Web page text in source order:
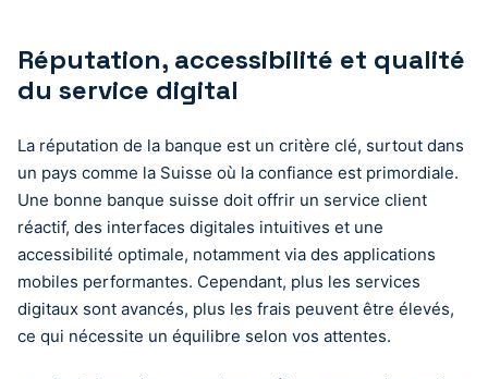
Réputation, accessibilité et qualité
du service digital
La réputation de la banque est un critère clé, surtout dans
un pays comme la Suisse où la confiance est primordiale.
Une bonne banque suisse doit offrir un service client
réactif, des interfaces digitales intuitives et une
accessibilité optimale, notamment via des applications
mobiles performantes. Cependant, plus les services
digitaux sont avancés, plus les frais peuvent être élevés,
ce qui nécessite un équilibre selon vos attentes.